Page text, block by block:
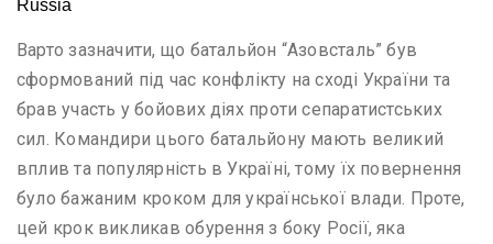
Варто зазначити, що батальйон “Азовсталь” був
сформований під час конфлікту на сході України та
брав участь у бойових діях проти сепаратистських
сил. Командири цього батальйону мають великий
вплив та популярність в Україні, тому їх повернення
було бажаним кроком для української влади. Проте,
цей крок викликав обурення з боку Росії, яка